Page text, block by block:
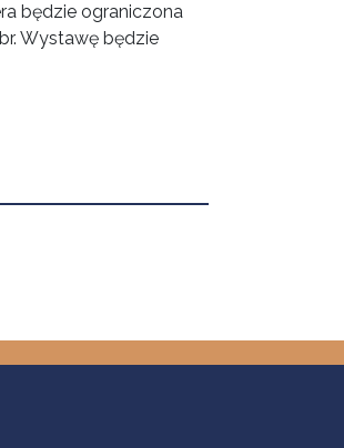
będzie ograniczona
Wystawę będzie